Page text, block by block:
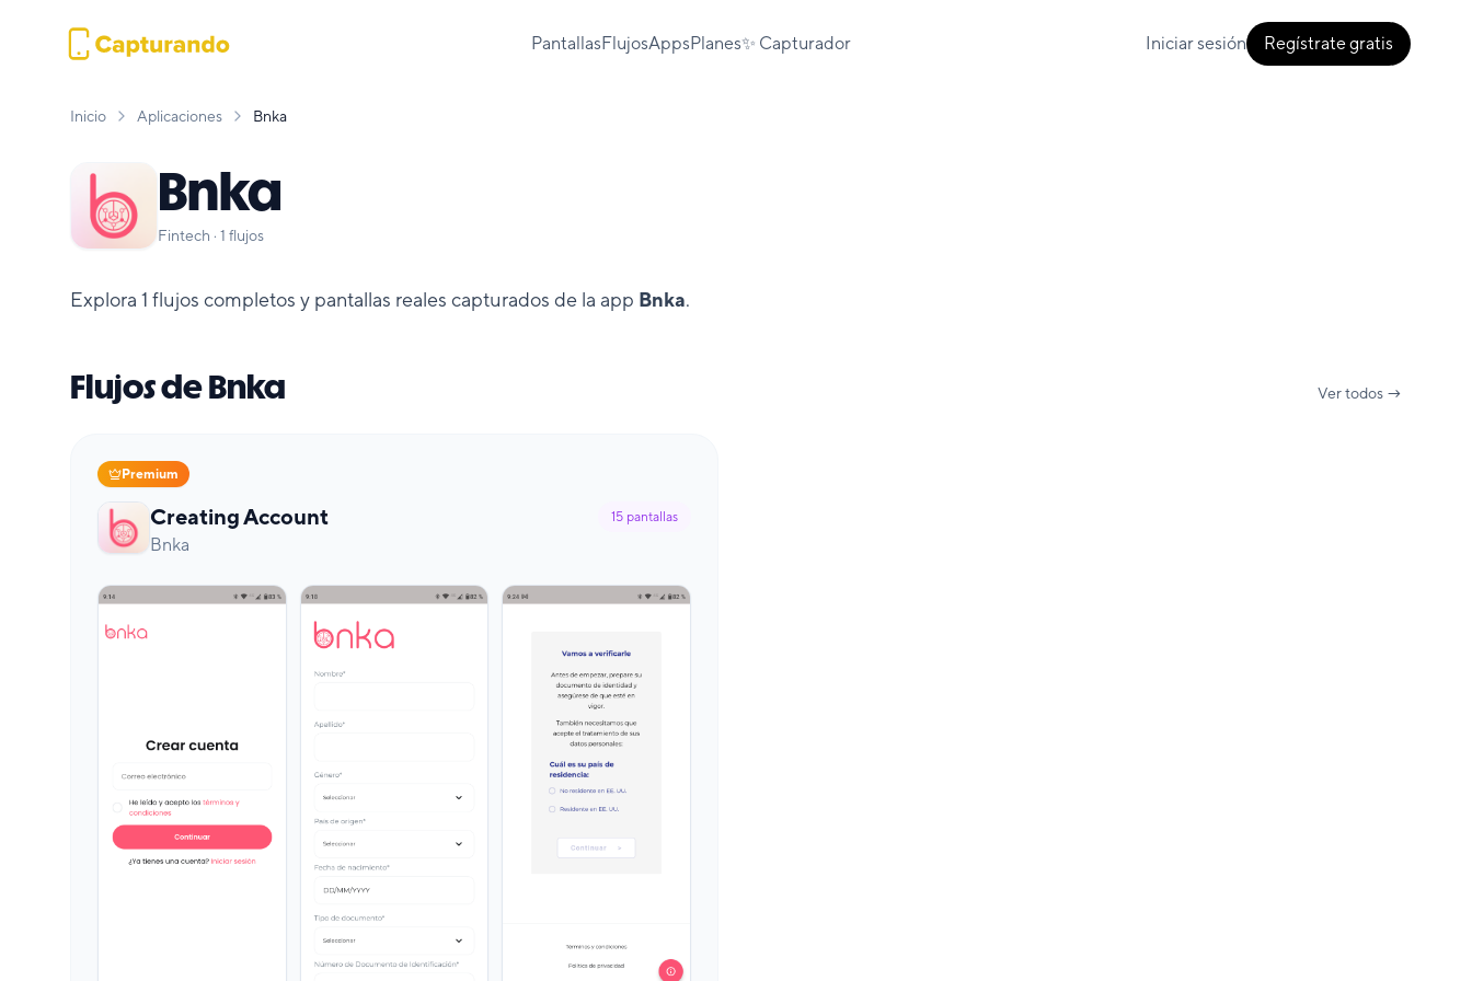
PantallasFlujosAppsPlanes✨ Capturador Iniciar sesión Regístrate gratis
Inicio Aplicaciones Bnka
Bnka
Fintech · 1 flujos
Explora 1 flujos completos y pantallas reales capturados de la app Bnka.
Flujos deBnka Ver todos →
Premium
Creating Account
Bnka
15 pantallas